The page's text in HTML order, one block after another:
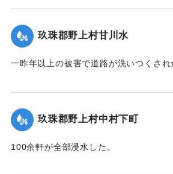
され、川沿いの田地は洗い流されて荒
松木川に架かる橋梁6ヶ所が流失したが
なかった。この地方はおととしの洪水
兢々としている。
の有様だ。
面】
玖珠郡野上村甘川水
一昨年以上の被害で道路が洗いつくさ
｜固有コード:
玖珠郡野上村中村下町
100余軒が全部浸水した。